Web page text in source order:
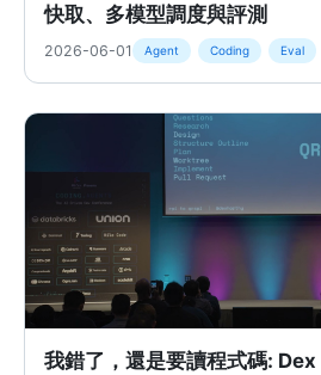
快取、多模型調度與評測
2026-06-01 Agent Coding Eval
我錯了，還是要讀程式碼: